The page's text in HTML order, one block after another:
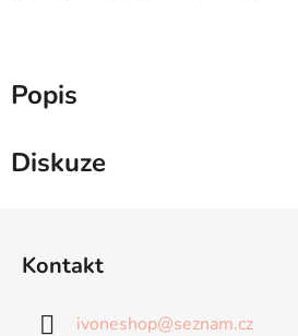
Popis
Diskuze
Kontakt
ivoneshop@seznam.cz